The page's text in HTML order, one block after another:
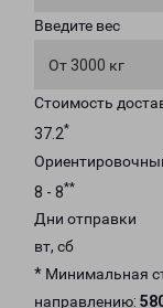
Введите вес
От 3000 кг
Стоимость
37.2*
8 - 8**
Дни отправки
вт, сб
* Минимальная
направлению: